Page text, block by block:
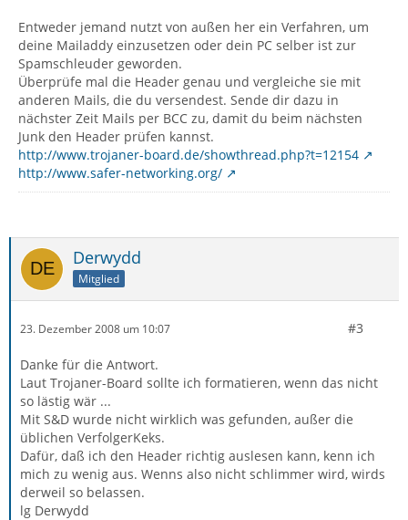
Entweder jemand nutzt von außen her ein Verfahren, um
deine Mailaddy einzusetzen oder dein PC selber ist zur
Spamschleuder geworden.
Überprüfe mal die Header genau und vergleiche sie mit
anderen Mails, die du versendest. Sende dir dazu in
nächster Zeit Mails per BCC zu, damit du beim nächsten
Junk den Header prüfen kannst.
http://www.trojaner-board.de/showthread.php?t=12154
http://www.safer-networking.org/
Derwydd
Mitglied
23. Dezember 2008 um 10:07 #3
Danke für die Antwort.
Laut Trojaner-Board sollte ich formatieren, wenn das nicht
so lästig wär ...
Mit S&D wurde nicht wirklich was gefunden, außer die
üblichen VerfolgerKeks.
Dafür, daß ich den Header richtig auslesen kann, kenn ich
mich zu wenig aus. Wenns also nicht schlimmer wird, wirds
derweil so belassen.
lg Derwydd